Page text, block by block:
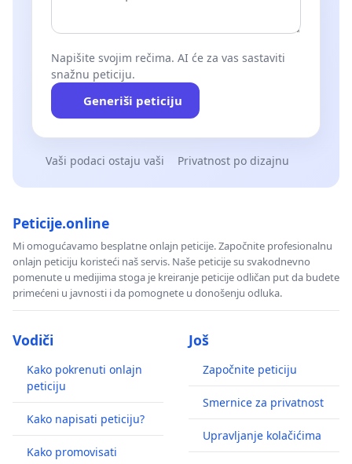
Napišite svojim rečima. AI će za vas sastaviti
snažnu peticiju.
Generiši peticiju
Vaši podaci ostaju vaši Privatnost po dizajnu
Peticije.online
Mi omogućavamo besplatne onlajn peticije. Započnite profesionalnu
onlajn peticiju koristeći naš servis. Naše peticije su svakodnevno
pomenute u medijima stoga je kreiranje peticije odličan put da budete
primećeni u javnosti i da pomognete u donošenju odluka.
Vodiči
Kako pokrenuti onlajn
peticiju
Kako napisati peticiju?
Kako promovisati
Još
Započnite peticiju
Smernice za privatnost
Upravljanje kolačićima